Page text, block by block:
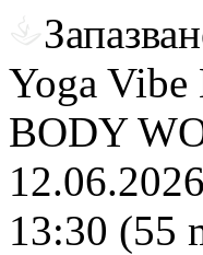
Yoga Vibe
BODY
13:30 (55